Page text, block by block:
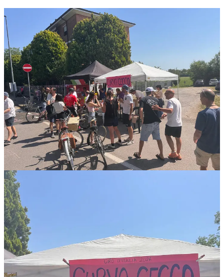
Cassano d’Adda, piccolo paese adagiato lungo il fiume, per un
giorno intero si ritrova al centro del mondo, in diretta davanti agli
occhi di milioni di persone.
E poi il momento tanto atteso arriva davvero.